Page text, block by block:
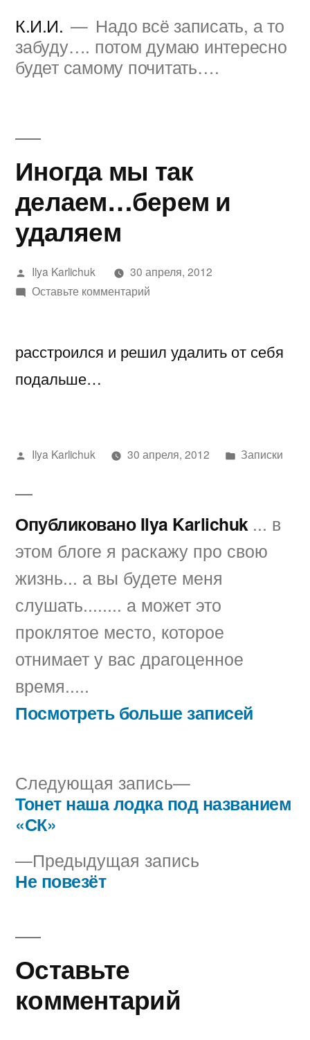
содержимому
К.И.И.
Надо всё записать, а то
забуду…. потом думаю интересно
будет самому почитать….
Иногда мы так
делаем…берем и
удаляем
Написано
автором
Ilya Karlichuk
30 апреля, 2012
Оставьте комментарийк
так
расстроился и решил удалить от себя
подальше…
Написано
Ilya Karlichuk 30 апреля, 2012
Написано
Записки
Опубликовано Ilya Karlichuk ... в
этом блоге я раскажу про свою
жизнь... а вы будете меня
слушать........ а может это
проклятое место, которое
отнимает у вас драгоценное
время.....
Посмотреть больше записей
Навигация
записям
Предыдущая запись
Не повезёт
Следующая запись
Следующая
запись:
Тонет наша лодка под названием
«СК»
Оставьте
комментарий